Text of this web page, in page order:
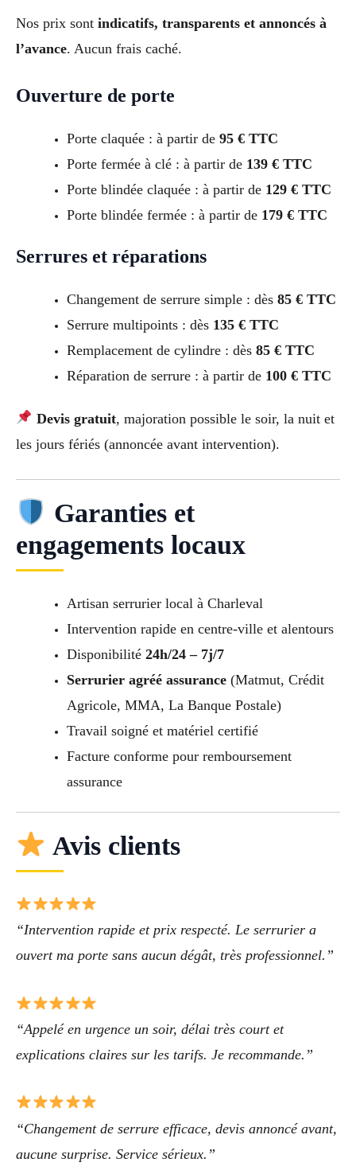
Nos prix sont indicatifs, transparents et annoncés à
l’avance. Aucun frais caché.
Ouverture de porte
Porte claquée : à partir de 95 € TTC
Porte fermée à clé : à partir de 139 € TTC
Porte blindée claquée : à partir de 129 € TTC
Porte blindée fermée : à partir de 179 € TTC
Serrures et réparations
Changement de serrure simple : dès 85 € TTC
Serrure multipoints : dès 135 € TTC
Remplacement de cylindre : dès 85 € TTC
Réparation de serrure : à partir de 100 € TTC
Devis gratuit, majoration possible le soir, la nuit et
les jours fériés (annoncée avant intervention).
Garanties et
engagements locaux
Artisan serrurier local à Charleval
Intervention rapide en centre-ville et alentours
Disponibilité 24h/24 – 7j/7
Serrurier agréé assurance(Matmut, Crédit
Agricole, MMA, La Banque Postale)
Travail soigné et matériel certifié
Facture conforme pour remboursement
assurance
Avis clients
“Intervention rapide et prix respecté. Le serrurier a
ouvert ma porte sans aucun dégât, très professionnel.”
“Appelé en urgence un soir, délai très court et
explications claires sur les tarifs. Je recommande.”
“Changement de serrure efficace, devis annoncé avant,
aucune surprise. Service sérieux.”